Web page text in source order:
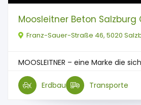
Moosleitner Beton Salzburg
Franz-Sauer-Straße 46, 5020
MOOSLEITNER – eine Marke die
Erdbau Transporte